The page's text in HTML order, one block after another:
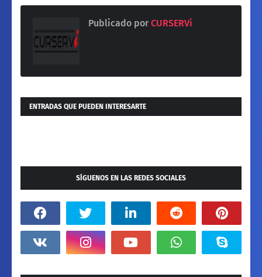
Publicado por CURSERVi
ENTRADAS QUE PUEDEN INTERESARTE
SÍGUENOS EN LAS REDES SOCIALES